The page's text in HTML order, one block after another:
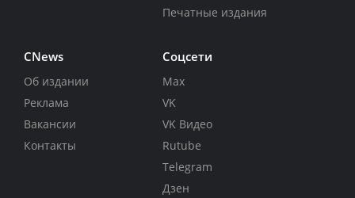
Печатные издания
CNews
Об издании
Реклама
Вакансии
Контакты
Соцсети
Max
VK
VK Видео
Rutube
Telegram
Дзен